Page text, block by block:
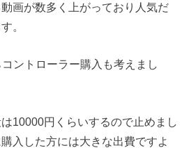
画が数多く上がっており人気だ
。
ントローラー購入も考えまし
10000円くらいするので止めまし
入した方には大きな出費ですよ